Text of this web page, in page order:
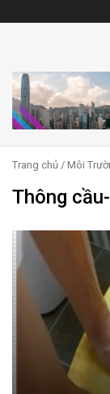
Trang chủ / Môi
Thông